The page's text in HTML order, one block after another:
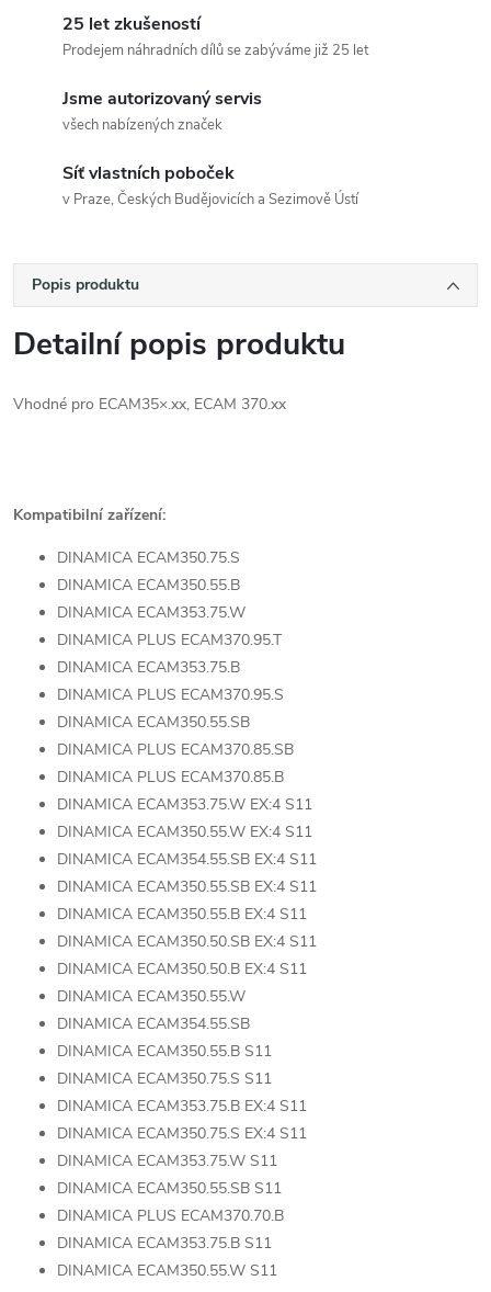
25 let zkušeností
Prodejem náhradních dílů se zabýváme již 25 let
Jsme autorizovaný servis
všech nabízených značek
Síť vlastních poboček
v Praze, Českých Budějovicích a Sezimově Ústí
Popis produktu
Detailní popis produktu
Vhodné pro ECAM35×.xx, ECAM 370.xx
Kompatibilní zařízení:
DINAMICA ECAM350.75.S
DINAMICA ECAM350.55.B
DINAMICA ECAM353.75.W
DINAMICA PLUS ECAM370.95.T
DINAMICA ECAM353.75.B
DINAMICA PLUS ECAM370.95.S
DINAMICA ECAM350.55.SB
DINAMICA PLUS ECAM370.85.SB
DINAMICA PLUS ECAM370.85.B
DINAMICA ECAM353.75.W EX:4 S11
DINAMICA ECAM350.55.W EX:4 S11
DINAMICA ECAM354.55.SB EX:4 S11
DINAMICA ECAM350.55.SB EX:4 S11
DINAMICA ECAM350.55.B EX:4 S11
DINAMICA ECAM350.50.SB EX:4 S11
DINAMICA ECAM350.50.B EX:4 S11
DINAMICA ECAM350.55.W
DINAMICA ECAM354.55.SB
DINAMICA ECAM350.55.B S11
DINAMICA ECAM350.75.S S11
DINAMICA ECAM353.75.B EX:4 S11
DINAMICA ECAM350.75.S EX:4 S11
DINAMICA ECAM353.75.W S11
DINAMICA ECAM350.55.SB S11
DINAMICA PLUS ECAM370.70.B
DINAMICA ECAM353.75.B S11
DINAMICA ECAM350.55.W S11